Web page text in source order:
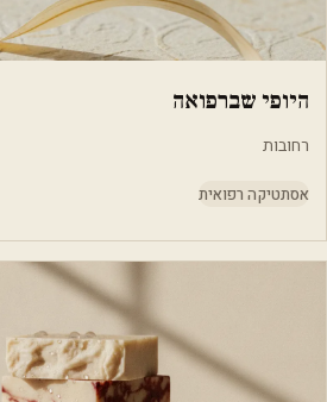
היופי שברפואה
רחובות
אסתטיקה רפואית